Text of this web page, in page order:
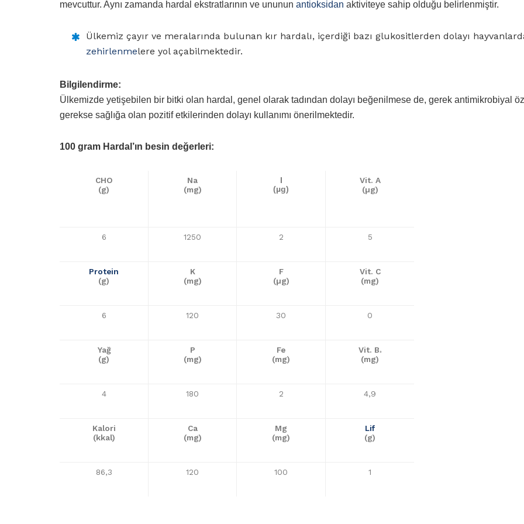
mevcuttur. Aynı zamanda hardal ekstratlarının ve ununun antioksidan aktiviteye sahip olduğu belirlenmiştir.
Ülkemiz çayır ve meralarında bulunan kır hardalı, içerdiği bazı glukositlerden dolayı
zehirlenmelere yol açabilmektedir.
Bilgilendirme:
Ülkemizde yetişebilen bir bitki olan hardal, genel olarak tadından dolayı beğenilmese de, gerek antimikrobiyal
gerekse sağlığa olan pozitif etkilerinden dolayı kullanımı önerilmektedir.
100 gram Hardal’ın besin değerleri:
CHO
(g)
Na
(mg)
I
(µg)
Vit. A
(µg)
6 1250 2 5
Protein
(g)
K
(mg)
F
(µg)
Vit. C
(mg)
6 120 30 0
Yağ
(g)
P
(mg)
Fe
(mg)
Vit. B³
(mg)
4 180 2 4,9
Kalori
(kkal)
Ca
(mg)
Mg
(mg)
Lif
(g)
86,3 120 100 1